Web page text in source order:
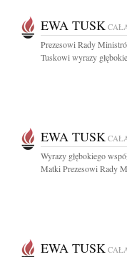
EWA TUSK
Prezesowi Rady
Tuskowi wyrazy
EWA TUSK
Wyrazy głębokiego
Matki Prezesowi Rady
EWA TUSK